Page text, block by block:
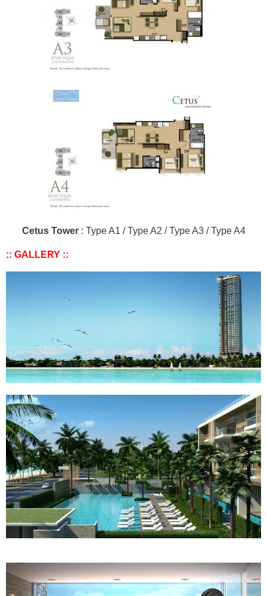
Cetus Tower: Type A1 / Type A2 / Type A3 / Type A4
:: GALLERY ::